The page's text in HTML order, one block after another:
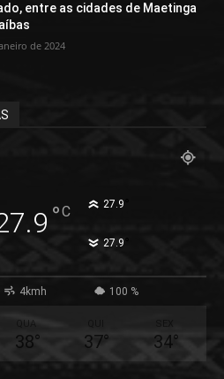
entre as cidades de Maetinga
de 2024
°C 27.9
27.9
4kmh 100 %
QUA
38° 37° 34°